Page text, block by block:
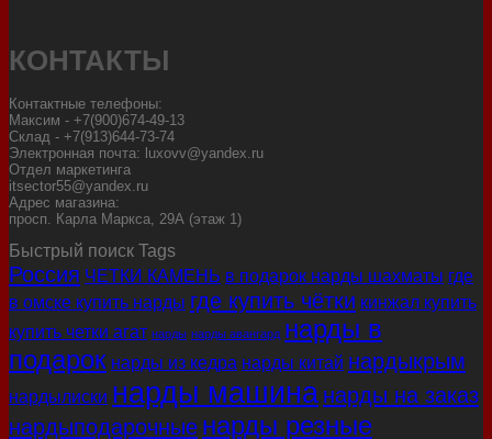
КОНТАКТЫ
Контактные телефоны:
Максим - +7(900)674-49-13
Склад - +7(913)644-73-74
Электронная почта: luxovv@yandex.ru
Отдел маркетинга
itsector55@yandex.ru
Адрес магазина:
просп. Карла Маркса, 29А (этаж 1)
Быстрый поиск Tags
Россия ЧЕТКИ КАМЕНЬ в подарок нарды шахматы где
в омске купить нарды где купить чётки кинжал купить
купить четки агат нарды нарды авангард нарды в
подарок нарды из кедра нарды китай нардыкрым
нардылиски нарды машина нарды на заказ
нардыподарочные нарды резные